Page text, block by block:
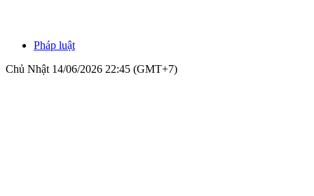
Pháp luật
Chủ Nhật 14/06/2026 22:45 (GMT+7)